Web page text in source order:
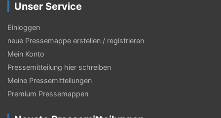
s
-
N
a
v
i
g
Unser Service
Einloggen
neue Pressemappe erstellen / registrieren
Mein Konto
Pressemitteilung hier schreiben
Meine Pressemitteilungen
Premium Pressemappen